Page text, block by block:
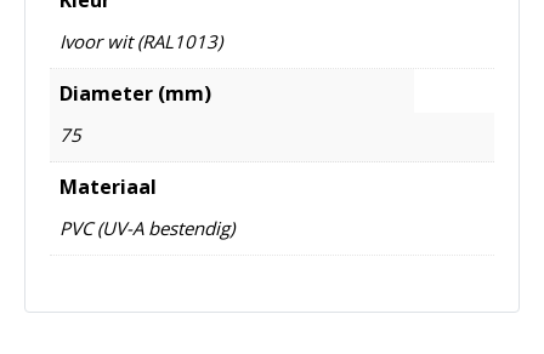
Ivoor wit (RAL1013)
Diameter (mm)
75
Materiaal
PVC (UV-A bestendig)